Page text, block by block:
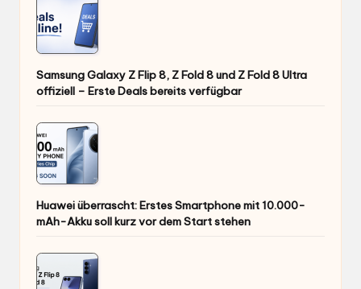
Samsung Galaxy Z Flip 8, Z Fold 8 und Z Fold 8 Ultra
offiziell – Erste Deals bereits verfügbar
Huawei überrascht: Erstes Smartphone mit 10.000-
mAh-Akku soll kurz vor dem Start stehen